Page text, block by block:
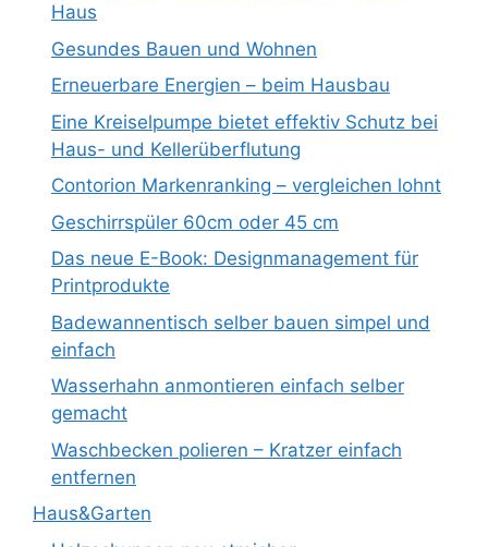
Haus
Gesundes Bauen und Wohnen
Erneuerbare Energien – beim Hausbau
Eine Kreiselpumpe bietet effektiv Schutz bei
Haus- und Kellerüberflutung
Contorion Markenranking – vergleichen lohnt
Geschirrspüler 60cm oder 45 cm
Das neue E-Book: Designmanagement für
Printprodukte
Badewannentisch selber bauen simpel und
einfach
Wasserhahn anmontieren einfach selber
gemacht
Waschbecken polieren – Kratzer einfach
entfernen
Haus&Garten